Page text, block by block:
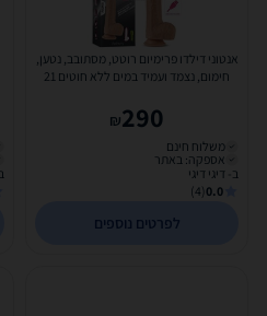
אנטוני דילדו פרימיום רוטט, מסתובב, נטען,
חימום, נצמד ועמיד במים ללא חוטים 21
290
₪
משלוח חינם
אספקה: באתר
ב- דיגי דיגי
0.0
(4)
לפרטים נוספים